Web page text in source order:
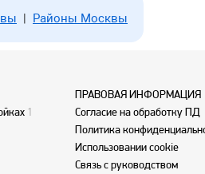
| Районы Москвы
1
ПРАВОВАЯ ИНФОРМАЦИЯ
Согласие на обработку ПД
Политика
Использовании cookie
Связь с руководством